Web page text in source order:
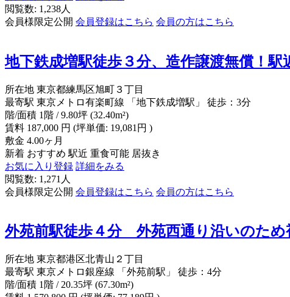
閲覧数: 1,238人
会員様限定公開 会員登録はこちら 会員の方はこちら
地下鉄成増駅徒歩３分、造作譲渡無償！駅
所在地 東京都練馬区旭町３丁目
最寄駅 東京メトロ有楽町線 「地下鉄成増駅」 徒歩：3分
階/面積 1階 / 9.80坪 (32.40m²)
賃料 187,000 円 (坪単価: 19,081円 )
敷金 4.00ヶ月
新着 おすすめ 駅近 重食可能 居抜き
お気に入り登録 詳細をみる
閲覧数: 1,271人
会員様限定公開 会員登録はこちら 会員の方はこちら
外苑前駅徒歩４分 外苑西通り沿いのため
所在地 東京都港区北青山２丁目
最寄駅 東京メトロ銀座線 「外苑前駅」 徒歩：4分
階/面積 1階 / 20.35坪 (67.30m²)